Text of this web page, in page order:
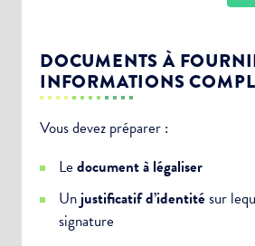
DOCUMENTS À
INFORMATIONS
Vous devez préparer :
Le document à légaliser
Un justificatif d’identitésur
signature
Newsletter Culture